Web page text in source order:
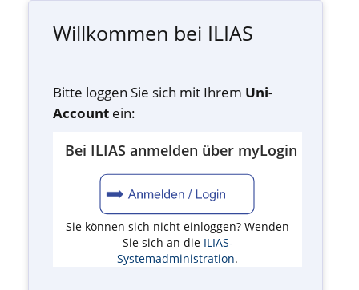
Willkommen bei ILIAS
Bitte loggen Sie sich mit Ihrem Uni-
Account ein:
Bei ILIAS anmelden über myLogin
Sie können sich nicht einloggen? Wenden
Sie sich an die ILIAS-
Systemadministration.